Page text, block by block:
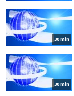
30 min
30 min